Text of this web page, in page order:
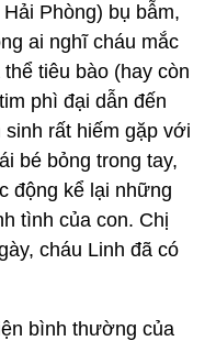
Phòng) bụ bẫm,
ai nghĩ cháu mắc
tiêu bào (hay còn
phì đại dẫn đến
rất hiếm gặp với
bé bỏng trong tay,
động kể lại những
tình của con. Chị
cháu Linh đã có
bình thường của